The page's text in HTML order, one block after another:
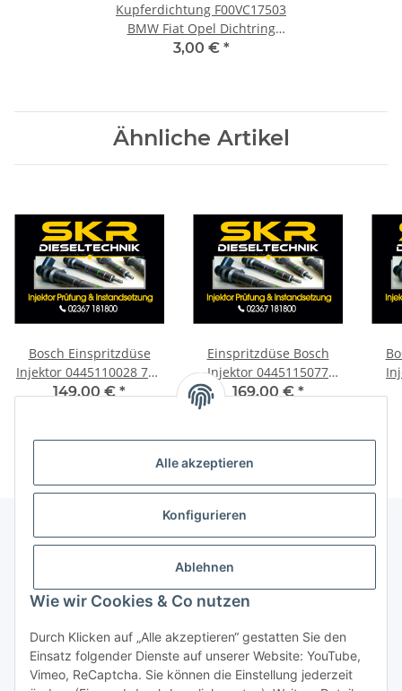
Alle akzeptieren
Konfigurieren
Ablehnen
Wie wir Cookies & Co nutzen
Durch Klicken auf „Alle akzeptieren“ gestatten Sie den
Einsatz folgender Dienste auf unserer Website: YouTube,
Vimeo, ReCaptcha. Sie können die Einstellung jederzeit
Kupferdichtung F00VC17503
BMW Fiat Opel Dichtring
Einspritzdüse Injektor
3,00 € *
Ähnliche Artikel
Bosch Einspritzdüse
Injektor 0445110028 740
d E38 13532354000
149,00 €*
Einspritzdüse Bosch
Injektor 0445115077
BMW 0986435359
0445115050 0445115070
169,00 €*
Gesetzliche Informationen